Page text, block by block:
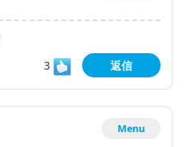
3
返信
Menu